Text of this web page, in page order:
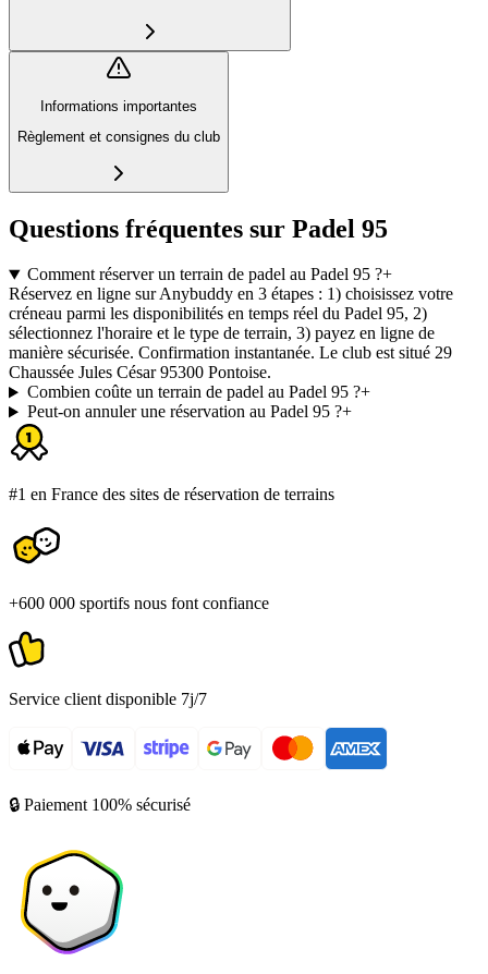
Informations importantes
Règlement et consignes du club
Questions fréquentes sur Padel 95
Comment réserver un terrain de padel au Padel 95 ?+
Réservez en ligne sur Anybuddy en 3 étapes : 1) choisissez votre
créneau parmi les disponibilités en temps réel du Padel 95, 2)
sélectionnez l'horaire et le type de terrain, 3) payez en ligne de
manière sécurisée. Confirmation instantanée. Le club est situé 29
Chaussée Jules César 95300 Pontoise.
Combien coûte un terrain de padel au Padel 95 ?+
Peut-on annuler une réservation au Padel 95 ?+
#1 en France des sites de réservation de terrains
+600 000 sportifs nous font confiance
Service client disponible 7j/7
🔒 Paiement 100% sécurisé